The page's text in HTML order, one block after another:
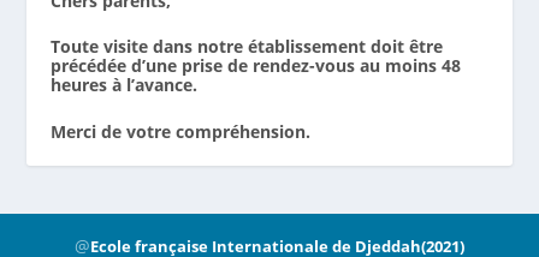
Toute visite dans notre établissement doit être
précédée d’une prise de rendez-vous au moins 48
heures à l’avance.
Merci de votre compréhension.
@Ecole française Internationale de Djeddah(2021)